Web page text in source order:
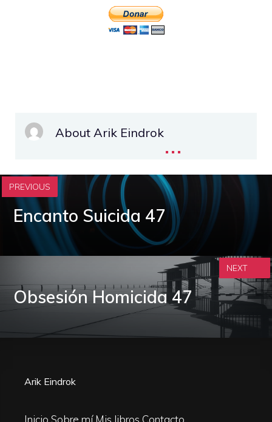
About Arik Eindrok...
PREVIOUS
Encanto Suicida 47
Obsesión Homicida 47
NEXT
Arik Eindrok
Inicio Sobre mí Mis libros Contacto